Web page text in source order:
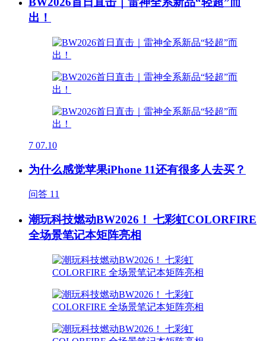
出！
7 07.10
为什么感觉苹果iPhone 11还有很多人去买？
问答 11
潮玩科技燃动BW2026！ 七彩虹COLORFIRE
全场景笔记本矩阵亮相